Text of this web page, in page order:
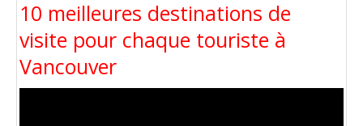
10 meilleures destinations de
visite pour chaque touriste à
Vancouver